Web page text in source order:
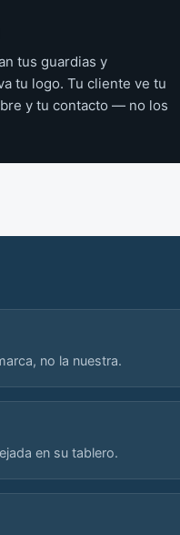
tus guardias y
tu logo. Tu cliente ve tu
y tu contacto — no los
no la nuestra.
en su tablero.